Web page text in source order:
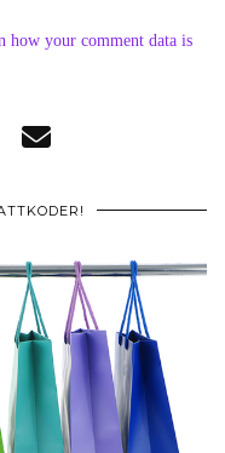
how your comment data is